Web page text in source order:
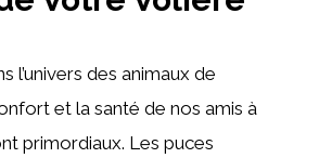
l’univers des animaux de
et la santé de nos amis à
primordiaux. Les puces